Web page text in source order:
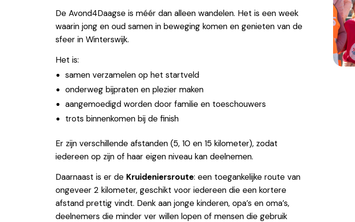
De Avond4Daagse is méér dan alleen wandelen. Het is een week
waarin jong en oud samen in beweging komen en genieten van de
sfeer in Winterswijk.
Het is:
samen verzamelen op het startveld
onderweg bijpraten en plezier maken
aangemoedigd worden door familie en toeschouwers
trots binnenkomen bij de finish
Er zijn verschillende afstanden (5, 10 en 15 kilometer), zodat
iedereen op zijn of haar eigen niveau kan deelnemen.
Daarnaast is er de Kruideniersroute: een toegankelijke route van
ongeveer 2 kilometer, geschikt voor iedereen die een kortere
afstand prettig vindt. Denk aan jonge kinderen, opa’s en oma’s,
deelnemers die minder ver willen lopen of mensen die gebruik